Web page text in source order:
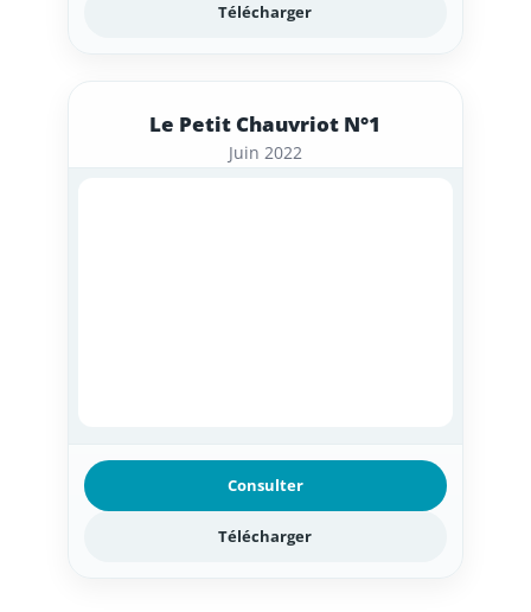
Télécharger
Le Petit Chauvriot N°1
Juin 2022
Consulter
Télécharger